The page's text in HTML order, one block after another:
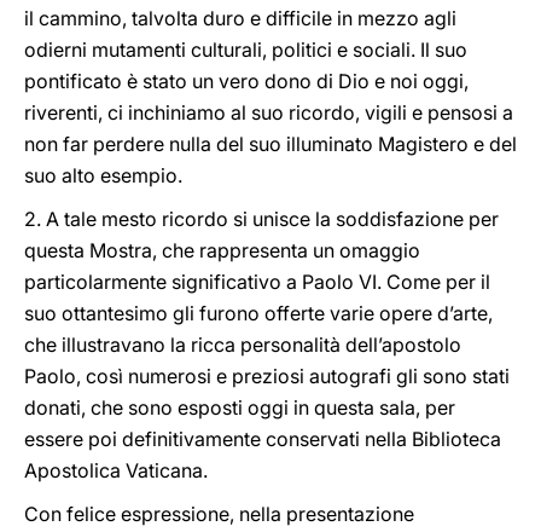
il cammino, talvolta duro e difficile in mezzo agli
odierni mutamenti culturali, politici e sociali. Il suo
pontificato è stato un vero dono di Dio e noi oggi,
riverenti, ci inchiniamo al suo ricordo, vigili e pensosi a
non far perdere nulla del suo illuminato Magistero e del
suo alto esempio.
2. A tale mesto ricordo si unisce la soddisfazione per
questa Mostra, che rappresenta un omaggio
particolarmente significativo a Paolo VI. Come per il
suo ottantesimo gli furono offerte varie opere d’arte,
che illustravano la ricca personalità dell’apostolo
Paolo, così numerosi e preziosi autografi gli sono stati
donati, che sono esposti oggi in questa sala, per
essere poi definitivamente conservati nella Biblioteca
Apostolica Vaticana.
Con felice espressione, nella presentazione